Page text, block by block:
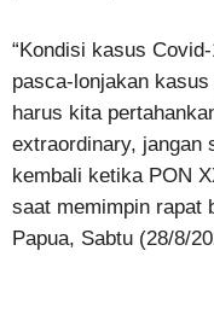
“Kondisi kasus
pasca-lonjakan
harus kita
extraordinary, jangan
kembali ketika PON
saat memimpin rapat
Papua, Sabtu (28/8/